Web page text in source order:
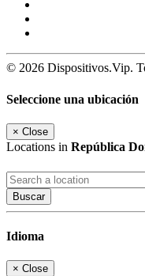
© 2026 Dispositivos.Vip.
Seleccione una ubicación
× Close
Locations in República
Buscar
Idioma
× Close